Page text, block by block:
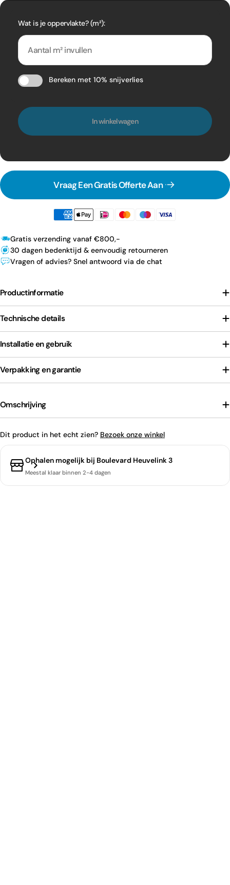
Wat is je oppervlakte? (m²):
Bereken met 10% snijverlies
In winkelwagen
Vraag Een Gratis Offerte Aan
Gratis verzending vanaf €800,-
30 dagen bedenktijd & eenvoudig retourneren
Vragen of advies? Snel antwoord via de chat
Productinformatie
Technische details
Installatie en gebruik
Verpakking en garantie
Omschrijving
Dit product in het echt zien? Bezoek onze winkel
Ophalen mogelijk bij Boulevard Heuvelink 3
Meestal klaar binnen 2-4 dagen